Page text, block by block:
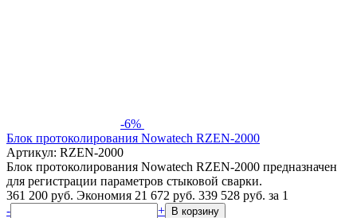
-6%
Блок протоколирования Nowatech RZEN-2000
Артикул: RZEN-2000
Блок протоколирования Nowatech RZEN-2000 предназначен
для регистрации параметров стыковой сварки.
361 200 руб. Экономия 21 672 руб. 339 528 руб. за 1
-
+ В корзину